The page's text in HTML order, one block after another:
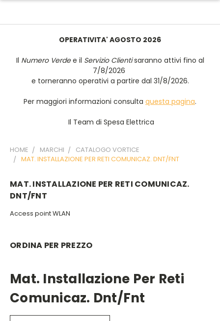
OPERATIVITA' AGOSTO 2026
Il Numero Verdee il Servizio Clientisaranno attivi fino al
7/8/2026
e torneranno operativi a partire dal 31/8/2026.
Per maggiori informazioni consulta questa pagina.
Il Team di Spesa Elettrica
HOME MARCHI
CATALOGO VORTICE
MAT. INSTALLAZIONE PER RETI COMUNICAZ. DNT/FNT
MAT. INSTALLAZIONE PER RETI COMUNICAZ.
DNT/FNT
Access point WLAN
ORDINA PER PREZZO
Mat. Installazione Per Reti
Comunicaz. Dnt/fnt